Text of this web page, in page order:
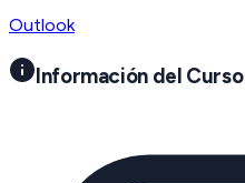
Outlook
Información del Curso